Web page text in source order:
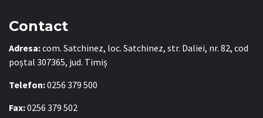
Contact
Adresa:com. Satchinez, loc. Satchinez, str. Daliei, nr. 82, cod
poștal 307365, jud. Timiș
Telefon:0256 379 500
Fax:0256 379 502